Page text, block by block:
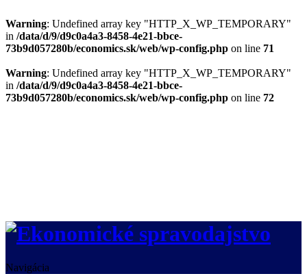
Warning: Undefined array key "HTTP_X_WP_TEMPORARY"
in /data/d/9/d9c0a4a3-8458-4e21-bbce-
73b9d057280b/economics.sk/web/wp-config.php on line 71
Warning: Undefined array key "HTTP_X_WP_TEMPORARY"
in /data/d/9/d9c0a4a3-8458-4e21-bbce-
73b9d057280b/economics.sk/web/wp-config.php on line 72
Navigácia